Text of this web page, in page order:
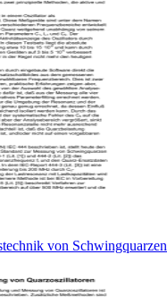
von Schwingquarzen